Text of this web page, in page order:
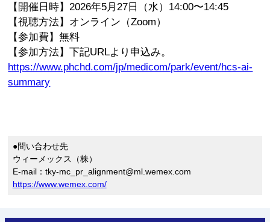
【開催日時】2026年5月27日（水）14:00〜14:45
【視聴方法】オンライン（Zoom）
【参加費】無料
【参加方法】下記URLより申込み。
https://www.phchd.com/jp/medicom/park/event/hcs-ai-
summary
●問い合わせ先
ウィーメックス（株）
E-mail：tky-mc_pr_alignment@ml.wemex.com
https://www.wemex.com/